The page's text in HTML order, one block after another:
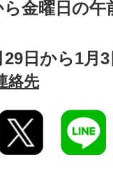
金曜日の午
29日から1月
絡先